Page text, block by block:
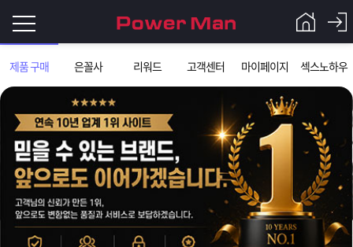
제품 구매 은꼴사 리워드 고객센터 마이페이지 섹스노하우
그
인
이
필
요
로
Q&A
파
입금확인이 안되는 상황을 대비해 꼭 입금후 고객센터 연락바랍니다.